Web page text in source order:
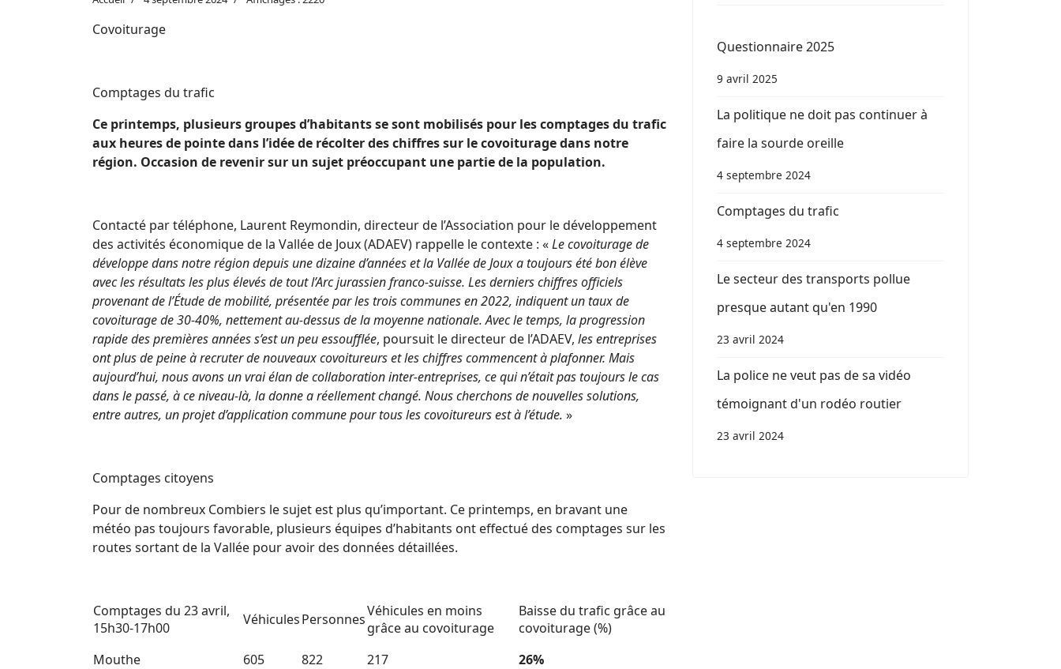
Covoiturage
Comptages du trafic
Ce printemps, plusieurs groupes d’habitants se sont mobilisés pour les comptages du trafic
aux heures de pointe dans l’idée de récolter des chiffres sur le covoiturage dans notre
région. Occasion de revenir sur un sujet préoccupant une partie de la population.
Contacté par téléphone, Laurent Reymondin, directeur de l’Association pour le développement
des activités économique de la Vallée de Joux (ADAEV) rappelle le contexte : «Le covoiturage de
développe dans notre région depuis une dizaine d’années et la Vallée de Joux a toujours été bon élève
avec les résultats les plus élevés de tout l’Arc jurassien franco-suisse. Les derniers chiffres officiels
provenant de l’Étude de mobilité, présentée par les trois communes en 2022, indiquent un taux de
covoiturage de 30-40%, nettement au-dessus de la moyenne nationale. Avec le temps, la progression
rapide des premières années s’est un peu essoufflée, poursuit le directeur de l’ADAEV, les entreprises
ont plus de peine à recruter de nouveaux covoitureurs et les chiffres commencent à plafonner. Mais
aujourd’hui, nous avons un vrai élan de collaboration inter-entreprises, ce qui n’était pas toujours le cas
dans le passé, à ce niveau-là, la donne a réellement changé. Nous cherchons de nouvelles solutions,
entre autres, un projet d’application commune pour tous les covoitureurs est à l’étude. »
Comptages citoyens
Pour de nombreux Combiers le sujet est plus qu’important. Ce printemps, en bravant une
météo pas toujours favorable, plusieurs équipes d’habitants ont effectué des comptages sur les
routes sortant de la Vallée pour avoir des données détaillées.
Comptages du 23 avril,
15h30-17h00
VéhiculesPersonnesVéhicules en moins
grâce au covoiturage
Baisse du trafic grâce au
covoiturage (%)
Mouthe
605 822 217
26%
Questionnaire 2025
9 avril 2025
La politique ne doit pas continuer à
faire la sourde oreille
4 septembre 2024
Comptages du trafic
4 septembre 2024
Le secteur des transports pollue
presque autant qu'en 1990
23 avril 2024
La police ne veut pas de sa vidéo
témoignant d'un rodéo routier
23 avril 2024